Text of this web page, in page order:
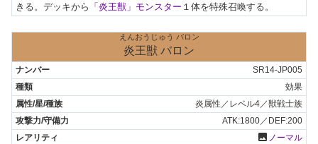
きる。デッキから 「炎王獣」モンスター １体を特殊召喚する。
えんおうじゅう バロン
炎王獣 バロン
SR14-JP005
効果
炎属性／レベル4／獣戦士族
ATK:1800／DEF:200
photo ノーマル